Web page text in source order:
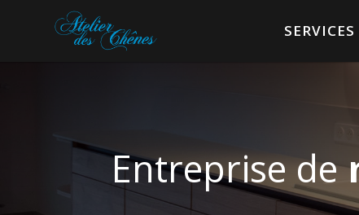
SERVICES
Entreprise de